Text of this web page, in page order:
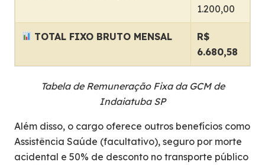
1.200,00
TOTAL FIXO BRUTO MENSAL
R$
6.680,58
Tabela de Remuneração Fixa da GCM de
Indaiatuba SP
Além disso, o cargo oferece outros benefícios como
Assistência Saúde (facultativo), seguro por morte
acidental e 50% de desconto no transporte público